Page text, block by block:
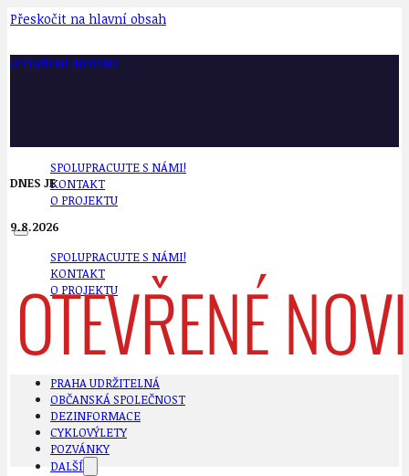
Přeskočit na hlavní obsah
OTEVŘENÉ NOVINY
SPOLUPRACUJTE S NÁMI!
KONTAKT
O PROJEKTU
SPOLUPRACUJTE S NÁMI!
KONTAKT
O PROJEKTU
DNES JE
9.8.2026
PRAHA UDRŽITELNÁ
OBČANSKÁ SPOLEČNOST
DEZINFORMACE
CYKLOVÝLETY
POZVÁNKY
DALŠÍ